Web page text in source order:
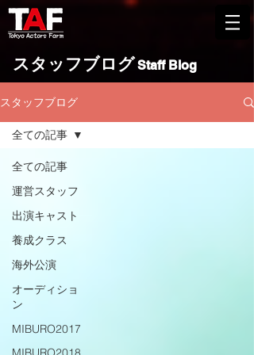
​スタッフブログStaff Blog
スタッフブログ
全ての記事
運営スタッフ
出演キャスト
養成クラス
海外公演
オーディショ
ン
MIBURO2017
全ての記事